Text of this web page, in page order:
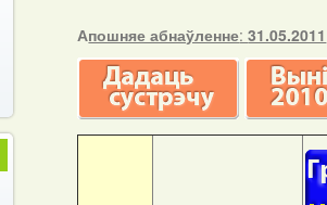
Апошняе абнаўленне:31.05.2011